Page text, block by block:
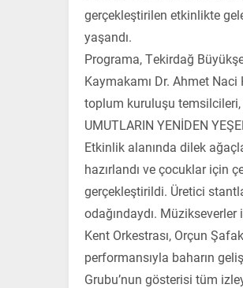
gerçekleştirilen etkinlikte
yaşandı.
Programa, Tekirdağ
Kaymakamı Dr. Ahmet Naci
toplum kuruluşu temsilcileri,
UMUTLARIN YENİDEN
Etkinlik alanında dilek
hazırlandı ve çocuklar için
gerçekleştirildi. Üretici
odağındaydı.
Kent Orkestrası, Orçun
performansıyla baharın
Grubu’nun gösterisi tüm